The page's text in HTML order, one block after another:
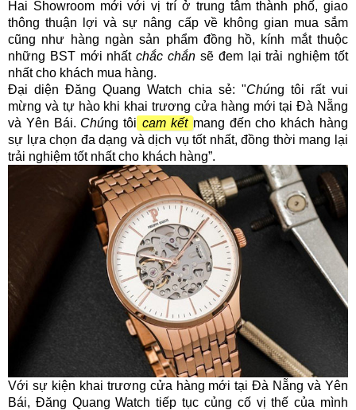
Hai Showroom mới với vị trí ở trung tâm thành phố, giao
thông thuận lợi và sự nâng cấp về không gian mua sắm
cũng như hàng ngàn sản phẩm đồng hồ, kính mắt thuộc
những BST mới nhấtchắc chắn sẽ đem lại trải nghiệm tốt
nhất cho khách mua hàng.
Đại diện Đăng Quang Watch chia sẻ: "Chúng tôi rất vui
mừng và tự hào khi khai trương cửa hàng mới tại Đà Nẵng
và Yên Bái. Chúng tôi cam kết mang đến cho khách hàng
sự lựa chọn đa dạng và dịch vụ tốt nhất, đồng thời mang lại
trải nghiệm tốt nhất cho khách hàng”.
Với sự kiện khai trương cửa hàng mới tại Đà Nẵng và Yên
Bái, Đăng Quang Watch tiếp tục củng cố vị thế của mình